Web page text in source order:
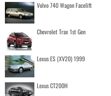
Volvo 740 Wagon Facelift
Chevrolet Trax 1st Gen
Lexus ES (XV20) 1999
Lexus CT200H